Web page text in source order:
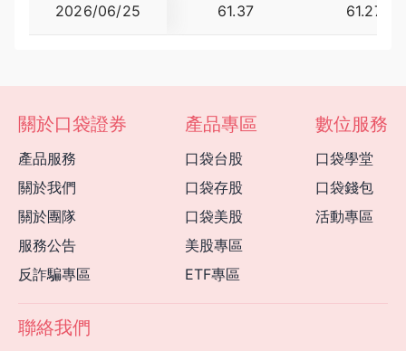
2026/06/25 61.37 61.2700
關於口袋證券
產品服務
關於我們
關於團隊
服務公告
反詐騙專區
產品專區
口袋台股
口袋存股
口袋美股
美股專區
ETF專區
數位服務
口袋學堂
口袋錢包
活動專區
聯絡我們